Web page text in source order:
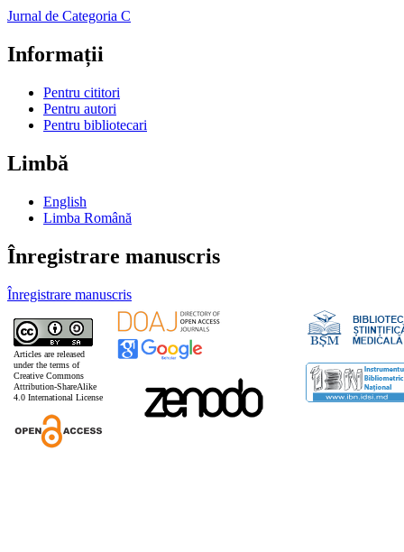
Jurnal de Categoria C
Informații
Pentru cititori
Pentru autori
Pentru bibliotecari
Limbă
English
Limba Română
Înregistrare manuscris
Înregistrare manuscris
Articles are released
under the terms of
Creative Commons
Attribution-ShareAlike
4.0 International License